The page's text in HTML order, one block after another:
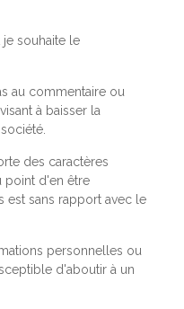
souhaite le
au commentaire ou
à baisser la
des caractères
point d'en être
est sans rapport avec le
personnelles ou
d'aboutir à un